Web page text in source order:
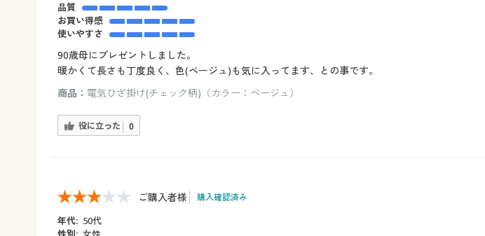
品質
お買い得感
使いやすさ
90歳母にプレゼントしました。
暖かくて長さも丁度良く、色(ベージュ)も気に入ってます、との事です。
商品： 電気ひざ掛け(チェック柄)（カラー：ベージュ）
役に立った 0
ご購入者様 購入確認済み
年代: 50代